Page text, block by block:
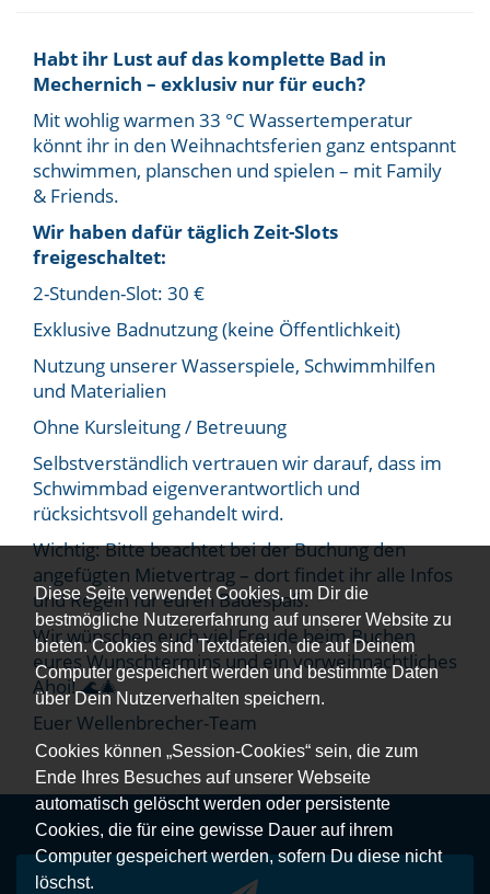
Diese Seite verwendet Cookies, um Dir die
bestmögliche Nutzererfahrung auf unserer Website zu
bieten. Cookies sind Textdateien, die auf Deinem
Computer gespeichert werden und bestimmte Daten
über Dein Nutzerverhalten speichern.
Cookies können „Session-Cookies“ sein, die zum
Ende Ihres Besuches auf unserer Webseite
automatisch gelöscht werden oder persistente
Cookies, die für eine gewisse Dauer auf ihrem
Computer gespeichert werden, sofern Du diese nicht
löschst.
Habt ihr Lust auf das komplette Bad in
Mechernich – exklusiv nur für euch?
Mit wohlig warmen 33 °C Wassertemperatur
könnt ihr in den Weihnachtsferien ganz entspannt
schwimmen, planschen und spielen – mit Family
& Friends.
Wir haben dafür täglich Zeit-Slots
freigeschaltet:
2-Stunden-Slot: 30 €
Exklusive Badnutzung (keine Öffentlichkeit)
Nutzung unserer Wasserspiele, Schwimmhilfen
und Materialien
Ohne Kursleitung / Betreuung
Selbstverständlich vertrauen wir darauf, dass im
Schwimmbad eigenverantwortlich und
rücksichtsvoll gehandelt wird.
Wichtig: Bitte beachtet bei der Buchung den
angefügten Mietvertrag – dort findet ihr alle Infos
und Regeln für euren Badespaß.
Wir wünschen euch viel Freude beim Buchen
eures Wunschtermins und ein vorweihnachtliches
Ahoi! 🌊🎄
Euer Wellenbrecher-Team